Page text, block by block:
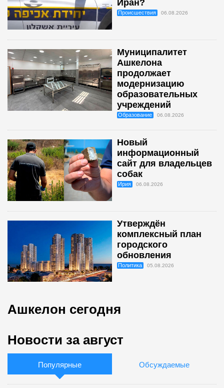
Иран?
Происшествия 06.08.2026
Муниципалитет
Ашкелона
продолжает
модернизацию
образовательных
учреждений
Образование 06.08.2026
Новый
информационный
сайт для владельцев
собак
Ирия 06.08.2026
Утверждён
комплексный план
городского
обновления
Политика 05.08.2026
Ашкелон сегодня
Новости за август
Популярные Обсуждаемые